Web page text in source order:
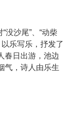
没沙尾”、“动柴
以乐写乐，抒发了
春日出游，池边
气，诗人由乐生